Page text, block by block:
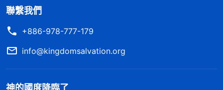
聯繫我們
+886-978-777-179
info@kingdomsalvation.org
神的國度降臨了